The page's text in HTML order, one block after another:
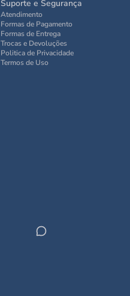
Suporte e Segurança
Atendimento
Formas de Pagamento
Formas de Entrega
Trocas e Devoluções
Politica de Privacidade
Termos de Uso